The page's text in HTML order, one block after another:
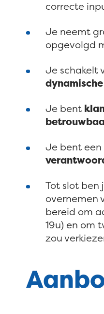
correcte
Je neemt
opgevolgd
Je schakelt
Je bent
Je bent een
Tot slot ben
overnemen
bereid om
19u) en om
zou